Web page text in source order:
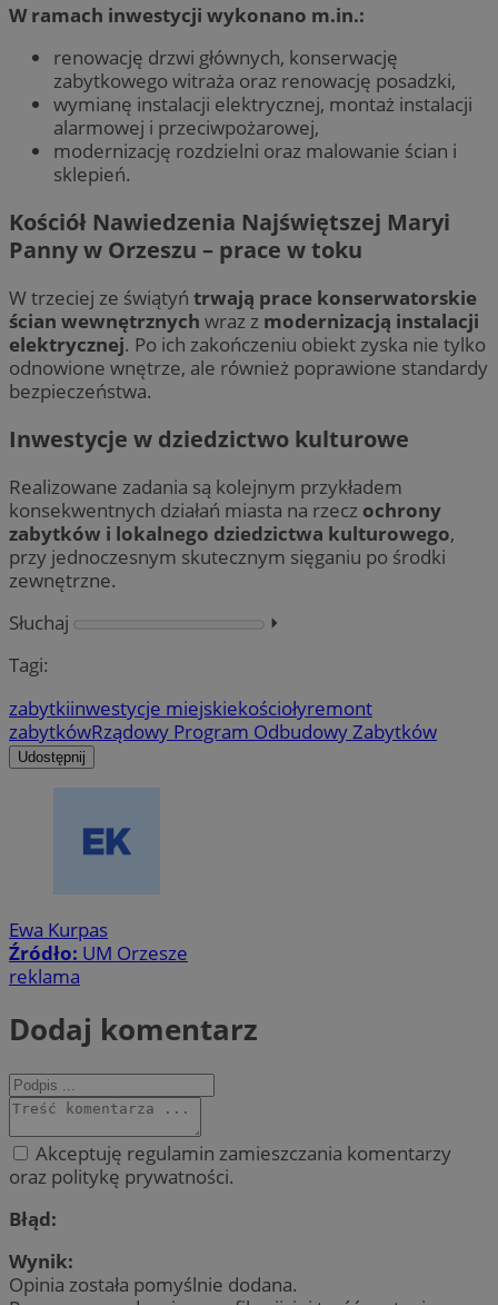
W ramach inwestycji wykonano m.in.:
renowację drzwi głównych, konserwację
zabytkowego witraża oraz renowację posadzki,
wymianę instalacji elektrycznej, montaż instalacji
alarmowej i przeciwpożarowej,
modernizację rozdzielni oraz malowanie ścian i
sklepień.
Kościół Nawiedzenia Najświętszej Maryi
Panny w Orzeszu – prace w toku
W trzeciej ze świątyń trwają prace konserwatorskie
ścian wewnętrznych wraz z modernizacją instalacji
elektrycznej. Po ich zakończeniu obiekt zyska nie tylko
odnowione wnętrze, ale również poprawione standardy
bezpieczeństwa.
Inwestycje w dziedzictwo kulturowe
Realizowane zadania są kolejnym przykładem
konsekwentnych działań miasta na rzecz ochrony
zabytków i lokalnego dziedzictwa kulturowego,
przy jednoczesnym skutecznym sięganiu po środki
zewnętrzne.
Słuchaj
⏵︎
Tagi:
zabytkiinwestycje miejskiekościołyremont
zabytkówRządowy Program Odbudowy Zabytków
Udostępnij
Ewa Kurpas
Źródło: UM Orzesze
reklama
Dodaj komentarz
Akceptuję regulamin zamieszczania komentarzy
oraz politykę prywatności.
Błąd:
Wynik:
Opinia została pomyślnie dodana.